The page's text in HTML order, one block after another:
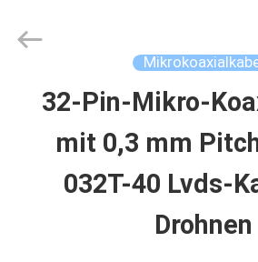
HAUSE
Technology
32-Pin-Mikro-
mit 0,3 mm
032T-40 Lvds-
Drohnen